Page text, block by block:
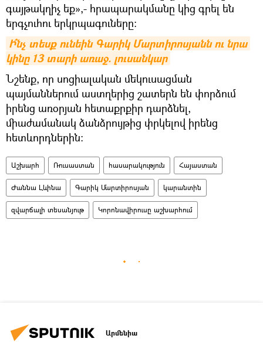
գայթակղիչ եք»,- հրապարակմանը կից գրել են
երգչուհու երկրպագուները։
Ի՞նչ տեսք ունեին Գարիկ Մարտիրոսյանն ու նրա
կինը 13 տարի առաջ. լուսանկար
Նշենք, որ սոցիալական մեկուսացման
պայմաններում աստղերից շատերն են փորձում
իրենց առօրյան հետաքրքիր դարձնել,
միաժամանակ ձանձրույթից փրկելով իրենց
հետևորդներին։
Աշխարհ Ռուսաստան հասարակություն Հայաստան
Ժաննա Լևինա Գարիկ Մարտիրոսյան կարանտին
զվարճալի տեսանյութ Կորոնավիրուսը աշխարհում
Արմենիա